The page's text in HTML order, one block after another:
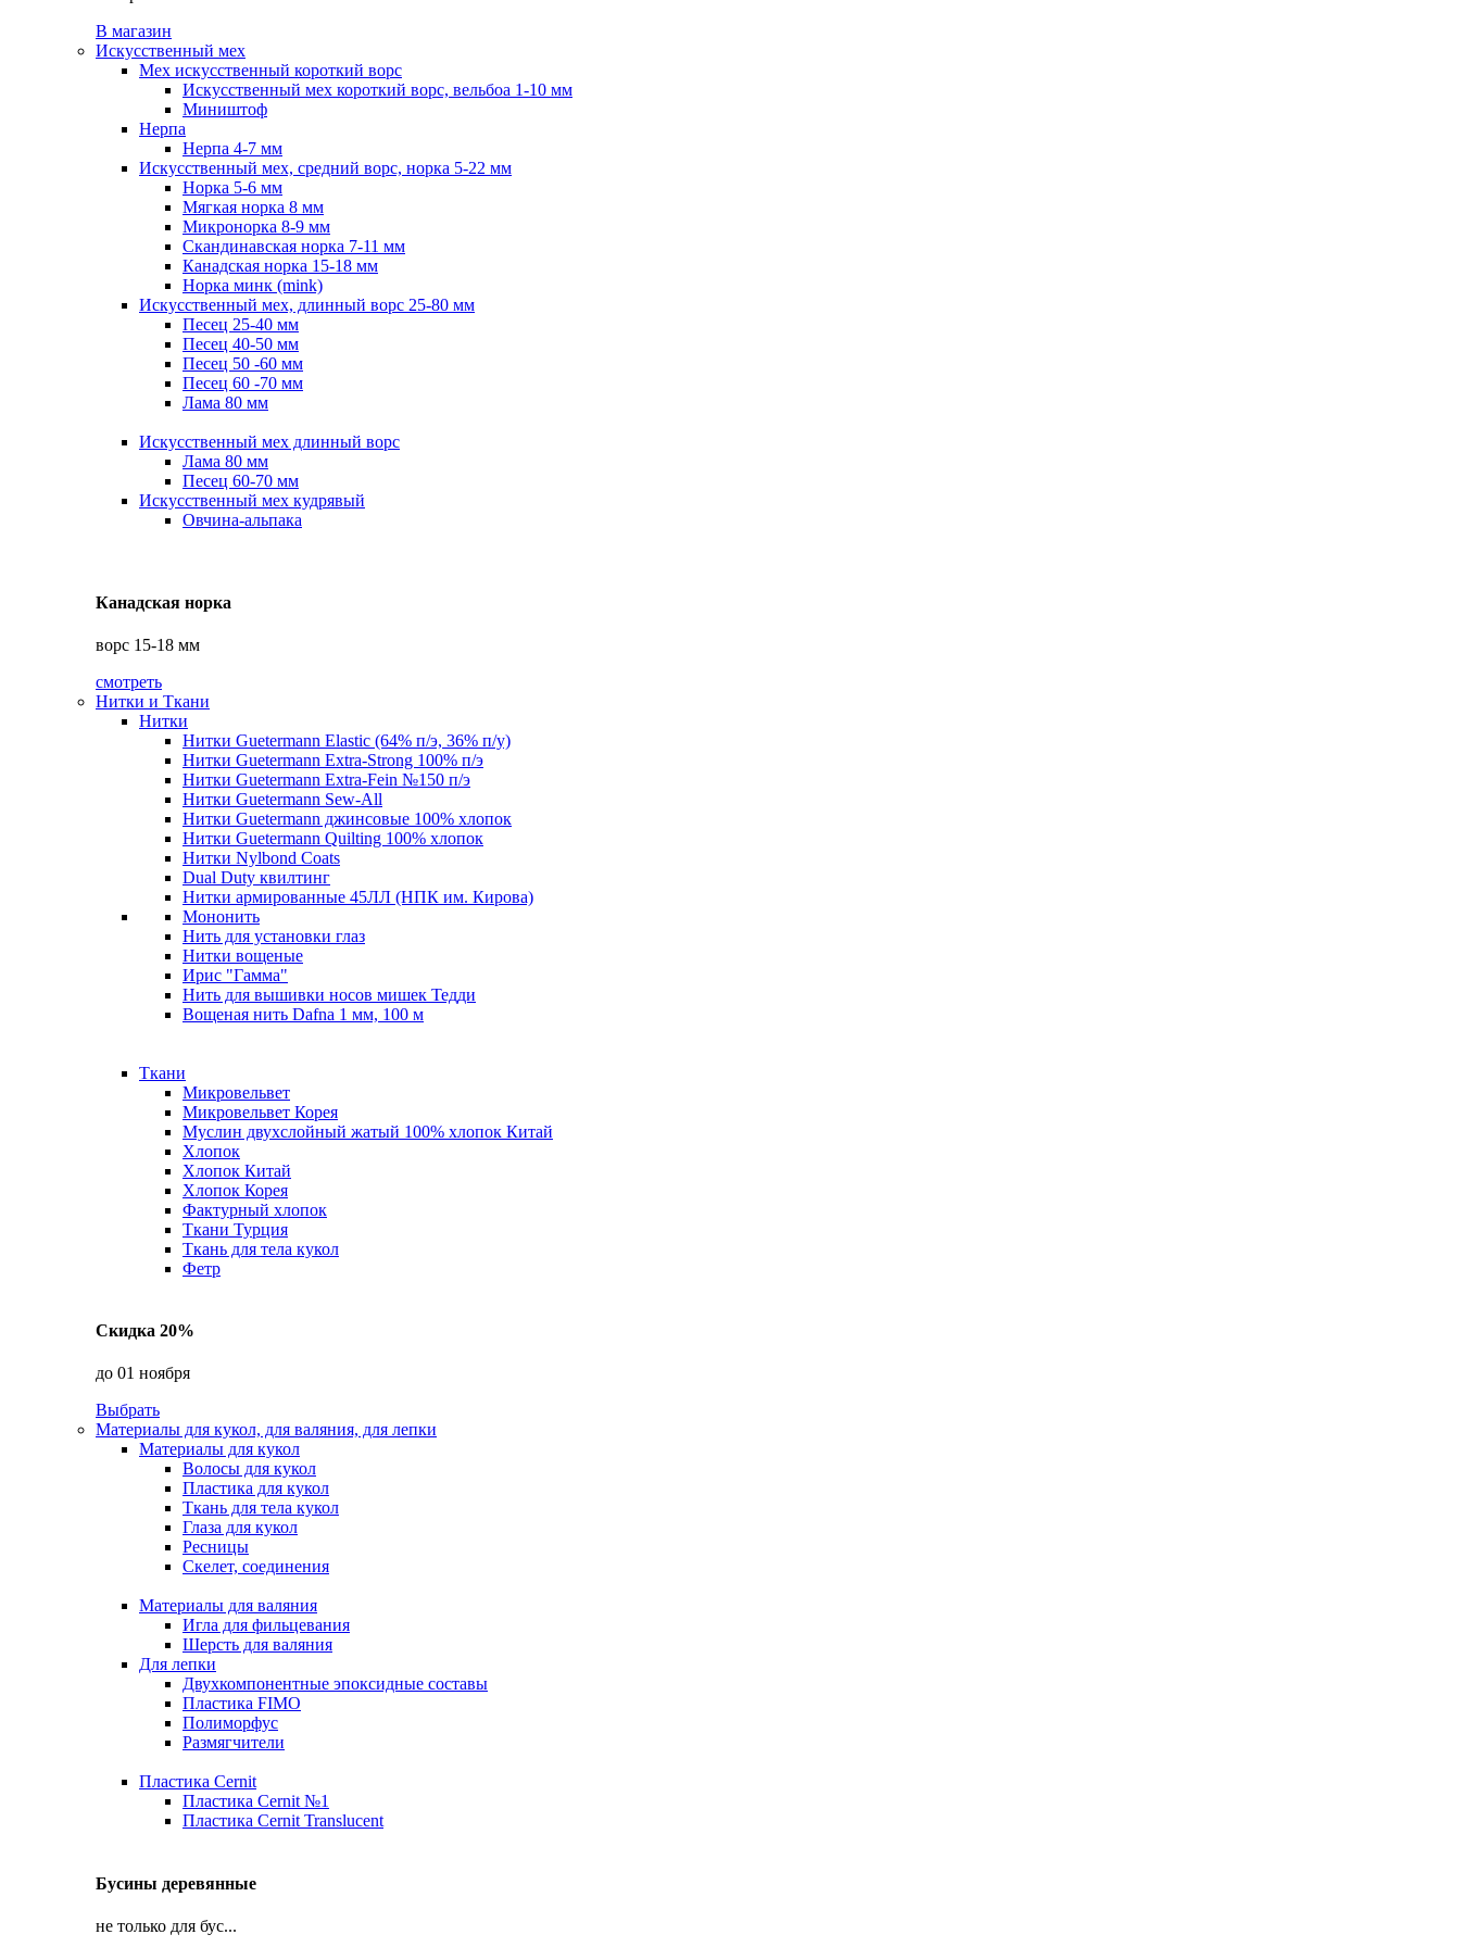
В магазин
Искусственный мех
Мех искусственный короткий ворс
Искусственный мех короткий ворс, вельбоа 1-10 мм
Миништоф
Нерпа
Нерпа 4-7 мм
Искусственный мех, средний ворс, норка 5-22 мм
Норка 5-6 мм
Мягкая норка 8 мм
Микронорка 8-9 мм
Скандинавская норка 7-11 мм
Канадская норка 15-18 мм
Норка минк (mink)
Искусственный мех, длинный ворс 25-80 мм
Песец 25-40 мм
Песец 40-50 мм
Песец 50 -60 мм
Песец 60 -70 мм
Лама 80 мм
Искусственный мех длинный ворс
Лама 80 мм
Песец 60-70 мм
Искусственный мех кудрявый
Овчина-альпака
Канадская норка
ворс 15-18 мм
смотреть
Нитки и Ткани
Нитки
Нитки Guetermann Elastic (64% п/э, 36% п/у)
Нитки Guetermann Extra-Strong 100% п/э
Нитки Guetermann Extra-Fein №150 п/э
Нитки Guetermann Sew-All
Нитки Guetermann джинсовые 100% хлопок
Нитки Guetermann Quilting 100% хлопок
Нитки Nylbond Coats
Dual Duty квилтинг
Нитки армированные 45ЛЛ (НПК им. Кирова)
Мононить
Нить для установки глаз
Нитки вощеные
Ирис "Гамма"
Нить для вышивки носов мишек Тедди
Вощеная нить Dafna 1 мм, 100 м
Ткани
Микровельвет
Микровельвет Корея
Муслин двухслойный жатый 100% хлопок Китай
Хлопок
Хлопок Китай
Хлопок Корея
Фактурный хлопок
Ткани Турция
Ткань для тела кукол
Фетр
Скидка 20%
до 01 ноября
Выбрать
Материалы для кукол, для валяния, для лепки
Материалы для кукол
Волосы для кукол
Пластика для кукол
Ткань для тела кукол
Глаза для кукол
Ресницы
Скелет, соединения
Материалы для валяния
Игла для фильцевания
Шерсть для валяния
Для лепки
Двухкомпонентные эпоксидные составы
Пластика FIMO
Полиморфус
Размягчители
Пластика Cernit
Пластика Cernit №1
Пластика Cernit Translucent
Бусины деревянные
не только для бус...